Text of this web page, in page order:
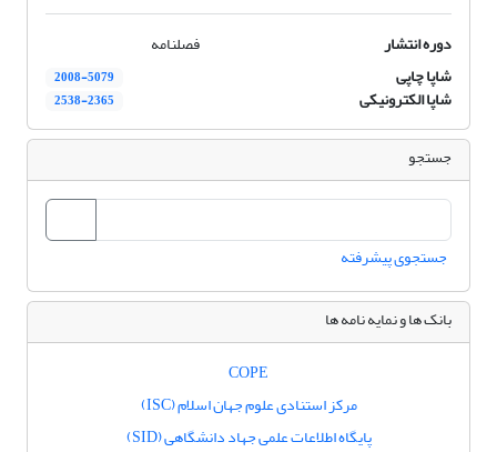
دوره انتشار
فصلنامه
شاپا چاپی
2008-5079
شاپا الکترونیکی 2538-2365
جستجو
جستجوی پیشرفته
بانک ها و نمایه نامه ها
COPE
مرکز استنادی علوم جهان اسلام (ISC)
پایگاه اطلاعات علمی جهاد دانشگاهی (SID)